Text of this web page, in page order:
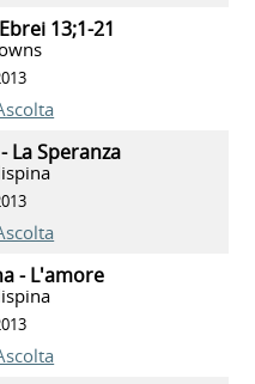
13;1-21
La Speranza
- L'amore